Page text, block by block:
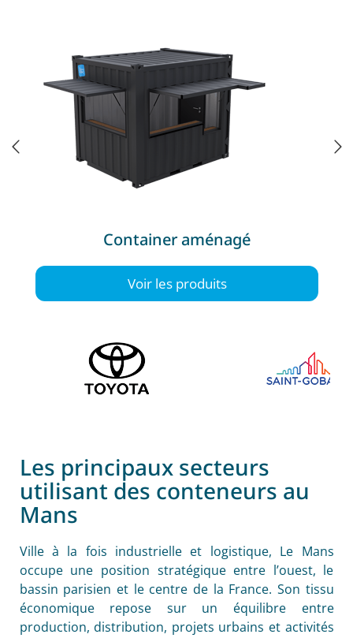
Container aménagé
Voir les produits
Les principaux secteurs
utilisant des conteneurs au
Mans
Ville à la fois industrielle et logistique, Le Mans
occupe une position stratégique entre l’ouest, le
bassin parisien et le centre de la France. Son tissu
économique repose sur un équilibre entre
production, distribution, projets urbains et activités